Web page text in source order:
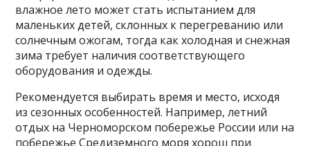
влажное лето может стать испытанием для
маленьких детей, склонных к перегреванию или
солнечным ожогам, тогда как холодная и снежная
зима требует наличия соответствующего
оборудования и одежды.
Рекомендуется выбирать время и место, исходя
из сезонных особенностей. Например, летний
отдых на Черноморском побережье России или на
побережье Средиземного моря хорош при